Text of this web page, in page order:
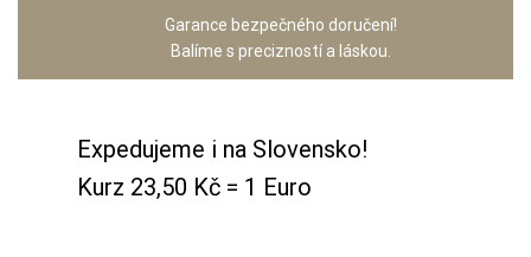
Garance bezpečného doručení!
Balíme s precizností a láskou.
Expedujeme i na Slovensko!
Kurz 23,50 Kč = 1 Euro